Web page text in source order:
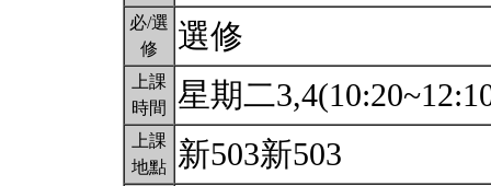
必/選
修
選修
上課
時間
星期二
上課
地點
新503新503